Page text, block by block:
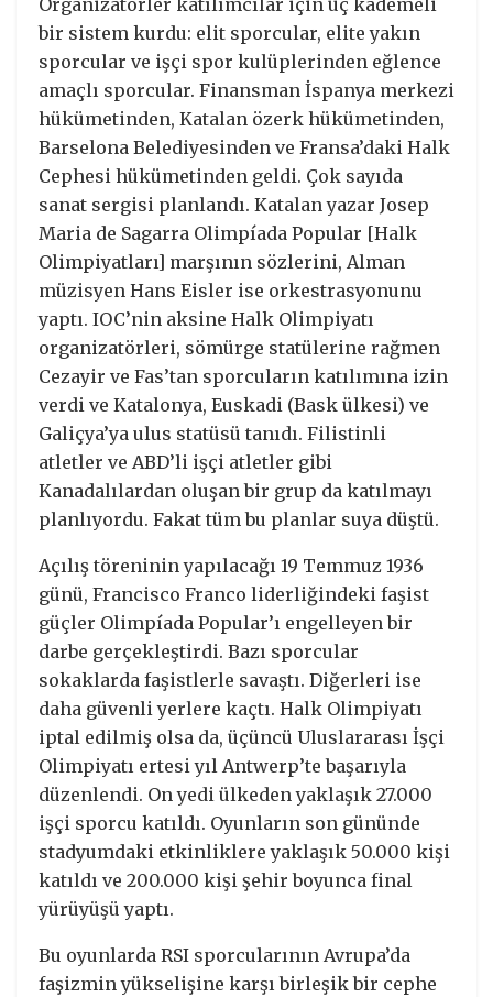
Organizatörler katılımcılar için üç kademeli
bir sistem kurdu: elit sporcular, elite yakın
sporcular ve işçi spor kulüplerinden eğlence
amaçlı sporcular. Finansman İspanya merkezi
hükümetinden, Katalan özerk hükümetinden,
Barselona Belediyesinden ve Fransa’daki Halk
Cephesi hükümetinden geldi. Çok sayıda
sanat sergisi planlandı. Katalan yazar Josep
Maria de Sagarra Olimpíada Popular [Halk
Olimpiyatları] marşının sözlerini, Alman
müzisyen Hans Eisler ise orkestrasyonunu
yaptı. IOC’nin aksine Halk Olimpiyatı
organizatörleri, sömürge statülerine rağmen
Cezayir ve Fas’tan sporcuların katılımına izin
verdi ve Katalonya, Euskadi (Bask ülkesi) ve
Galiçya’ya ulus statüsü tanıdı. Filistinli
atletler ve ABD’li işçi atletler gibi
Kanadalılardan oluşan bir grup da katılmayı
planlıyordu. Fakat tüm bu planlar suya düştü.
Açılış töreninin yapılacağı 19 Temmuz 1936
günü, Francisco Franco liderliğindeki faşist
güçler Olimpíada Popular’ı engelleyen bir
darbe gerçekleştirdi. Bazı sporcular
sokaklarda faşistlerle savaştı. Diğerleri ise
daha güvenli yerlere kaçtı. Halk Olimpiyatı
iptal edilmiş olsa da, üçüncü Uluslararası İşçi
Olimpiyatı ertesi yıl Antwerp’te başarıyla
düzenlendi. On yedi ülkeden yaklaşık 27.000
işçi sporcu katıldı. Oyunların son gününde
stadyumdaki etkinliklere yaklaşık 50.000 kişi
katıldı ve 200.000 kişi şehir boyunca final
yürüyüşü yaptı.
Bu oyunlarda RSI sporcularının Avrupa’da
faşizmin yükselişine karşı birleşik bir cephe